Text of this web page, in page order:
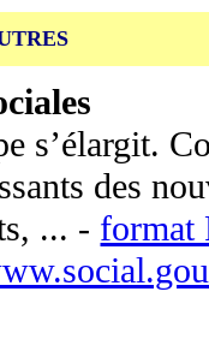
s’élargit.
des
... - format